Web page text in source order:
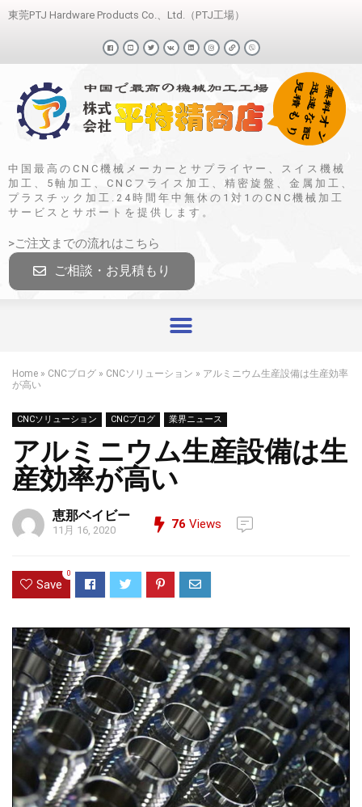
東莞PTJ Hardware Products Co.、Ltd.（PTJ工場）
中国最高のCNC機械メーカーとサプライヤー、スイス機械
加工、5軸加工、CNCフライス加工、精密旋盤、金属加工、
プラスチック加工.24時間年中無休の1対1のCNC機械加工
サービスとサポートを提供します。
>ご注文までの流れはこちら
ご相談・お見積もり
Home » CNCブログ » CNCソリューション » アルミニウム生産設備は生産効率
が高い
CNCソリューション CNCブログ 業界ニュース
アルミニウム生産設備は生
産効率が高い
恵那ベイビー
11月 16, 2020 76 Views
Save
0